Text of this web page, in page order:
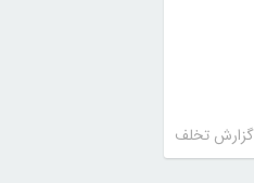
گزارش تخلف